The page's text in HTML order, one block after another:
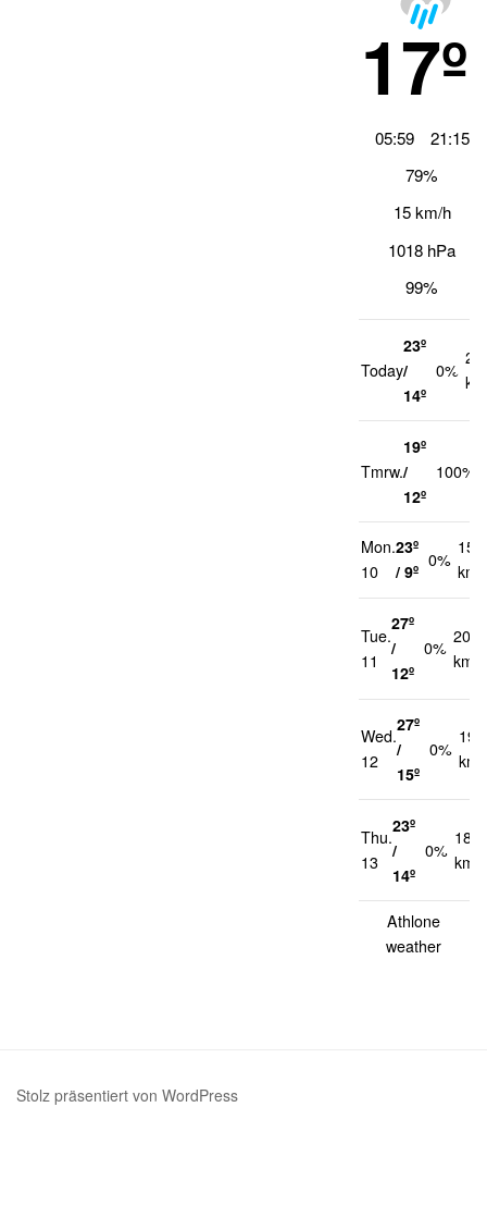
17º
05:59
21:15
79%
15 km/h
1018 hPa
99%
Today
23º
/
14º
0%
22
Tmrw.
19º
/
12º
100%
Mon.
10
23º
/ 9º
0%
15
km/
Tue.
11
27º
/
12º
0%
20
km/h
Wed.
12
27º
/
15º
0%
19
Thu.
13
23º
/
14º
0%
18
km/h
Athlone
weather
Stolz präsentiert von WordPress